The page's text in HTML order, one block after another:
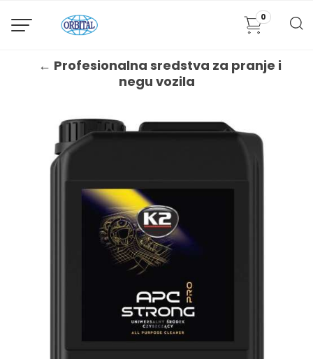
0
← Profesionalna sredstva za pranje i
negu vozila